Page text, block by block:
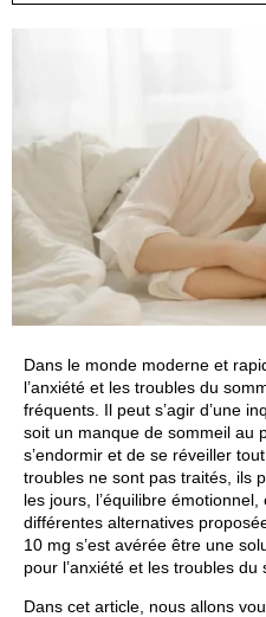
Dans le monde moderne et
l’anxiété et les troubles du
fréquents. Il peut s’agir d’une
soit un manque de sommeil au
s’endormir et de se réveiller
troubles ne sont pas traités, ils
les jours, l’équilibre
différentes alternatives
10 mg s’est avérée être une
pour l’anxiété et les troubles du
Dans cet article, nous allons